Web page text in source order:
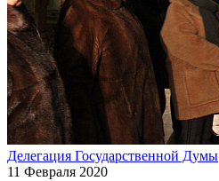
Делегация Государственной Думы
11 Февраля 2020